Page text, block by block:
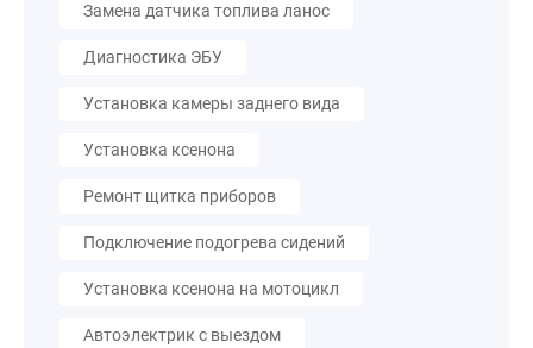
Замена датчика топлива ланос
Диагностика ЭБУ
Установка камеры заднего вида
Установка ксенона
Ремонт щитка приборов
Подключение подогрева сидений
Установка ксенона на мотоцикл
Автоэлектрик с выездом